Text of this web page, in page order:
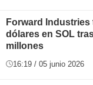
Forward
dólares en SOL
millones
16:19 / 05 junio 2026